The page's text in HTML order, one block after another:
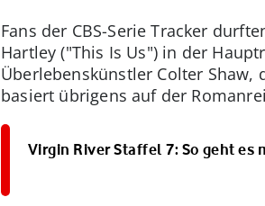
Fans der CBS-Serie Tracker
Hartley ("This Is Us") in der
Überlebenskünstler Colter
basiert übrigens auf der
Virgin River Staffel 7: So geht es